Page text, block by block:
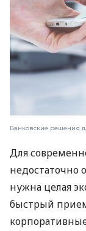
Банковские решения
Для
недостаточно
нужна целая
быстрый